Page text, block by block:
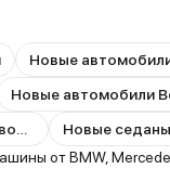
Новые
Новые автомобили
Новые
от BMW,